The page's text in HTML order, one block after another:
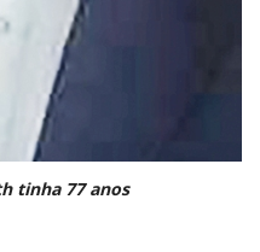
tinha 77 anos